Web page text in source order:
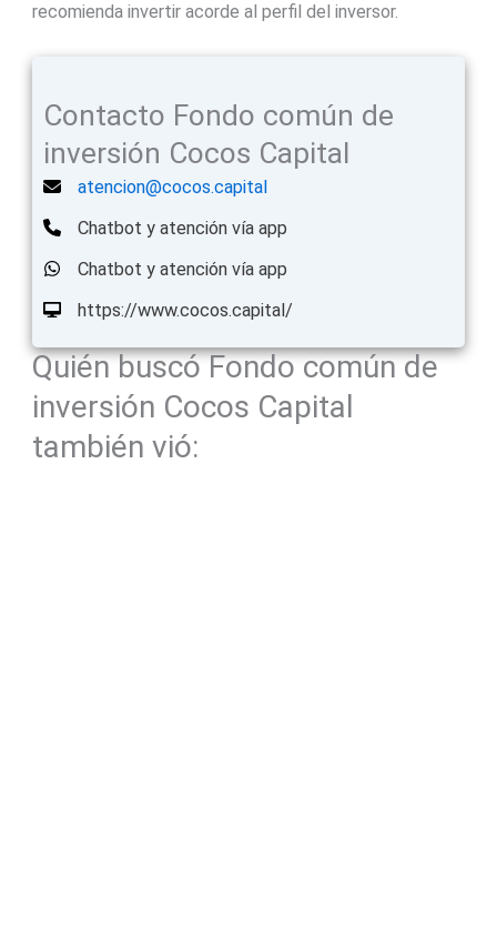
recomienda invertir acorde al perfil del inversor.
Contacto Fondo común de
inversión Cocos Capital
atencion@cocos.capital
Chatbot y atención vía app
Chatbot y atención vía app
https://www.cocos.capital/
Quién buscó Fondo común de
inversión Cocos Capital
también vió: